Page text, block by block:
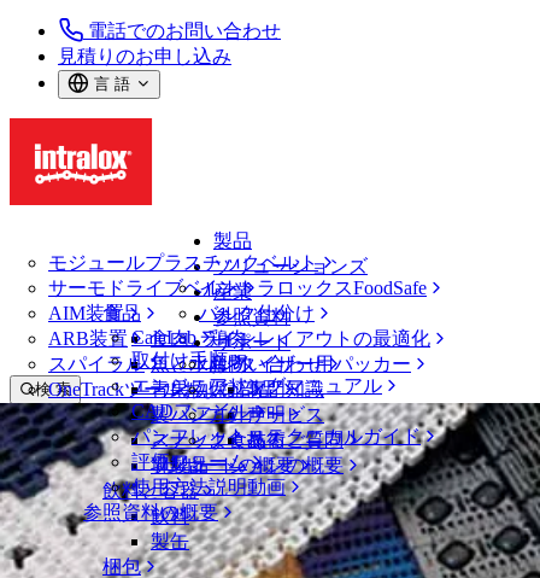
電話でのお問い合わせ
見積りのお申し込み
言 語
製品
モジュールプラスチックベルト
サーモドライブベルト
AIM装置
ARB装置
スパイラル
OneTrackツールおよび部品
ソリューションズ
イントラロックスFoodSafe
バルク仕分け
ラインレイアウトの最適化
パレタイザー用パッカー
専門知識
サービス
技術
ソリューションの概要
産業
食品
食肉、鶏肉
魚と水産物
青果物
製パン
スナック食品
乳製品
飲料と容器
飲料
製缶
梱包
参照資料
CalcLab
取付け手順
エンジニアリングマニュアル
CADファイル
パンフレット・テクニカルガイド
評価フォーム
使用方法説明動画
参照資料の概要
サポート
お問い合わせ
保証
方針声明
よくあるご質問
サポートの概要
検 索
メニューを開く
ニュース・メディア
AIM グライドでメンテナンスを簡素化
し、予定外の稼動停止時間を排除